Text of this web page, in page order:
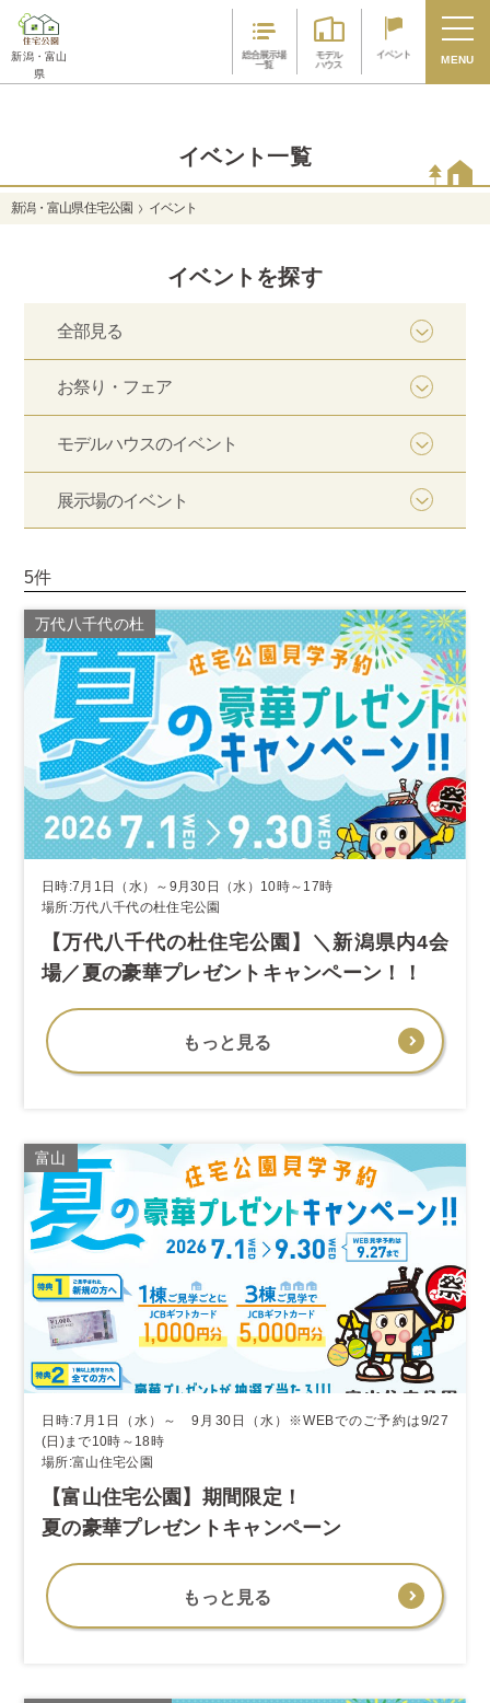
新潟・富山
県
総合展示場
一覧
モデル
ハウス
イベント MENU
イベント一覧
新潟・富山県 住宅公園 イベント
イベントを探す
全部見る
お祭り・フェア
モデルハウスのイベント
展示場のイベント
5件
万代八千代の杜
日時:7月1日（水）～9月30日（水）10時～17時
場所:万代八千代の杜住宅公園
【万代八千代の杜住宅公園】＼新潟県内4会
場／夏の豪華プレゼントキャンペーン！！
もっと見る
富山
日時:7月1日（水）～ 9月30日（水）※WEBでのご予約は9/27
(日)まで10時～18時
場所:富山住宅公園
【富山住宅公園】期間限定！
夏の豪華プレゼントキャンペーン
もっと見る